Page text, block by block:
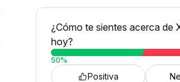
¿Cómo te sientes acerca de
hoy?
50%
Positiva